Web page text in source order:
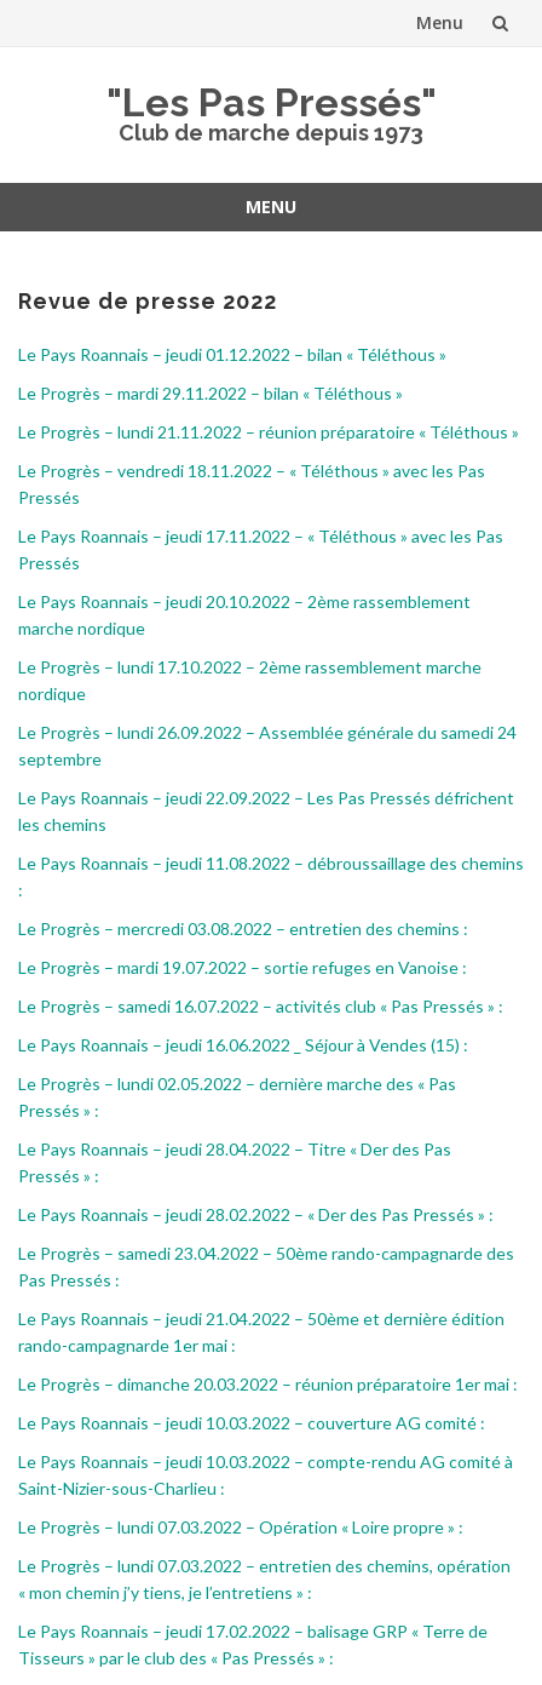
Menu
"Les Pas Pressés"
Club de marche depuis 1973
MENU
contenu
Revue de presse 2022
Le Pays Roannais – jeudi 01.12.2022 – bilan « Téléthous »
Le Progrès – mardi 29.11.2022 – bilan « Téléthous »
Le Progrès – lundi 21.11.2022 – réunion préparatoire « Téléthous »
Le Progrès – vendredi 18.11.2022 – « Téléthous » avec les Pas
Pressés
Le Pays Roannais – jeudi 17.11.2022 – « Téléthous » avec les Pas
Pressés
Le Pays Roannais – jeudi 20.10.2022 – 2ème rassemblement
marche nordique
Le Progrès – lundi 17.10.2022 – 2ème rassemblement marche
nordique
Le Progrès – lundi 26.09.2022 – Assemblée générale du samedi 24
septembre
Le Pays Roannais – jeudi 22.09.2022 – Les Pas Pressés défrichent
les chemins
Le Pays Roannais – jeudi 11.08.2022 – débroussaillage des chemins
:
Le Progrès – mercredi 03.08.2022 – entretien des chemins :
Le Progrès – mardi 19.07.2022 – sortie refuges en Vanoise :
Le Progrès – samedi 16.07.2022 – activités club « Pas Pressés » :
Le Pays Roannais – jeudi 16.06.2022 _ Séjour à Vendes (15) :
Le Progrès – lundi 02.05.2022 – dernière marche des « Pas
Pressés » :
Le Pays Roannais – jeudi 28.04.2022 – Titre « Der des Pas
Pressés » :
Le Pays Roannais – jeudi 28.02.2022 – « Der des Pas Pressés » :
Le Progrès – samedi 23.04.2022 – 50ème rando-campagnarde des
Pas Pressés :
Le Pays Roannais – jeudi 21.04.2022 – 50ème et dernière édition
rando-campagnarde 1er mai :
Le Progrès – dimanche 20.03.2022 – réunion préparatoire 1er mai :
Le Pays Roannais – jeudi 10.03.2022 – couverture AG comité :
Le Pays Roannais – jeudi 10.03.2022 – compte-rendu AG comité à
Saint-Nizier-sous-Charlieu :
Le Progrès – lundi 07.03.2022 – Opération « Loire propre » :
Le Progrès – lundi 07.03.2022 – entretien des chemins, opération
« mon chemin j’y tiens, je l’entretiens » :
Le Pays Roannais – jeudi 17.02.2022 – balisage GRP « Terre de
Tisseurs » par le club des « Pas Pressés » :